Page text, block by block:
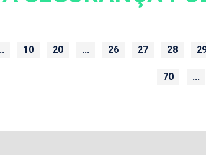
10 20 ... 26 27 28
70 ...